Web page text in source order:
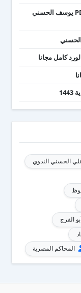
تحميل كتاب عقدك النفسية سجنك الأبدي PDF يوسف الحسني
الحسني الندوي
الفرج
المحاكم المصرية